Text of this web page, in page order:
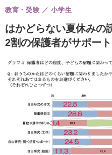
はかどらない夏休みの
2割の保護者がサポー
教育・受験 小学生